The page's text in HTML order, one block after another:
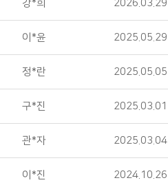
강*희 2026.03.29
이*윤 2025.05.29
정*란 2025.05.05
구*진 2025.03.01
관*자 2025.03.04
이*진 2024.10.26